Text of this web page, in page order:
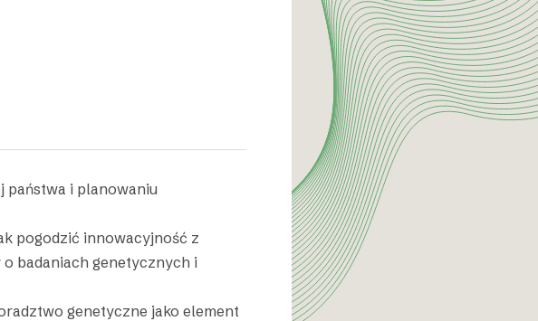
państwa i planowaniu
pogodzić innowacyjność z
badaniach genetycznych i
genetyczne jako element